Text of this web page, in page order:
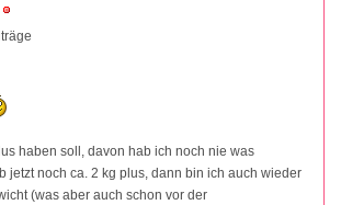
haben soll, davon hab ich noch nie was
jetzt noch ca. 2 kg plus, dann bin ich auch wieder
(was aber auch schon vor der